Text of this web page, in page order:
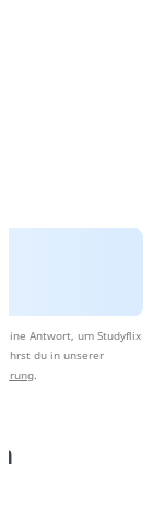
Antwort, um Studyflix
du in unserer
.